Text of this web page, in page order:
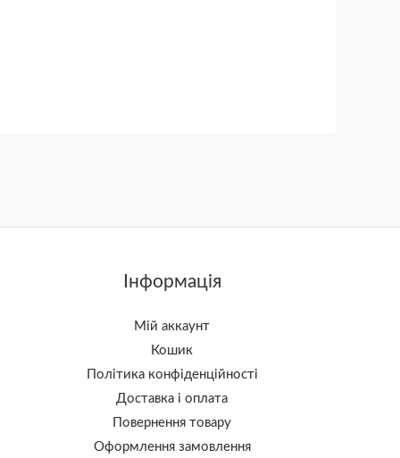
Інформація
Мій аккаунт
Кошик
Політика конфіденційності
Доставка і оплата
Повернення товару
Оформлення замовлення